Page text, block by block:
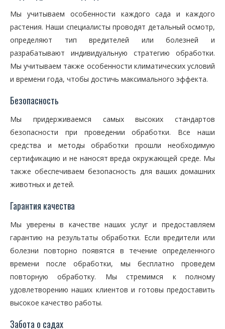
Мы учитываем особенности каждого сада и каждого
растения. Наши специалисты проводят детальный осмотр,
определяют тип вредителей или болезней и
разрабатывают индивидуальную стратегию обработки.
Мы учитываем также особенности климатических условий
и времени года, чтобы достичь максимального эффекта.
Безопасность
Мы придерживаемся самых высоких стандартов
безопасности при проведении обработки. Все наши
средства и методы обработки прошли необходимую
сертификацию и не наносят вреда окружающей среде. Мы
также обеспечиваем безопасность для ваших домашних
животных и детей.
Гарантия качества
Мы уверены в качестве наших услуг и предоставляем
гарантию на результаты обработки. Если вредители или
болезни повторно появятся в течение определенного
времени после обработки, мы бесплатно проведем
повторную обработку. Мы стремимся к полному
удовлетворению наших клиентов и готовы предоставить
высокое качество работы.
Забота о садах